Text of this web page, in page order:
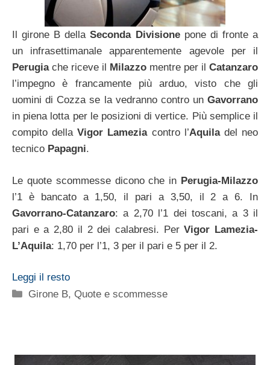
Il girone B dellaSeconda Divisionepone di fronte a
un infrasettimanale apparentemente agevole per il
Perugiache riceve il Milazzo mentre per il Catanzaro
l’impegno è francamente più arduo, visto che gli
uomini di Cozza se la vedranno contro un Gavorrano
in piena lotta per le posizioni di vertice. Più semplice il
compito dellaVigor Lameziacontro l’Aquiladel neo
tecnico Papagni.
Le quote scommesse dicono che in Perugia-Milazzo
l’1 è bancato a 1,50, il pari a 3,50, il 2 a 6. In
Gavorrano-Catanzaro: a 2,70 l’1 dei toscani, a 3 il
pari e a 2,80 il 2 dei calabresi. PerVigor Lamezia-
L’Aquila: 1,70 per l’1, 3 per il pari e 5 per il 2.
Leggi il resto
Categorie
Girone B,Quote e scommesse